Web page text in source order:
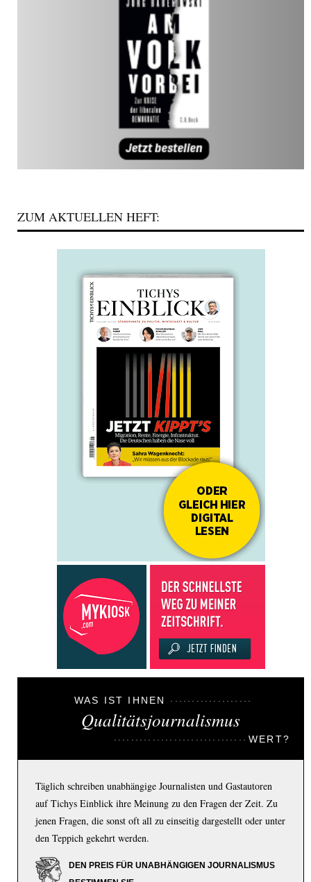
ZUM AKTUELLEN HEFT:
WAS IST IHNEN
Qualitätsjournalismus
WERT?
Täglich schreiben unabhängige Journalisten und Gastautoren
auf Tichys Einblick ihre Meinung zu den Fragen der Zeit. Zu
jenen Fragen, die sonst oft all zu einseitig dargestellt oder unter
den Teppich gekehrt werden.
DEN PREIS FÜR UNABHÄNGIGEN JOURNALISMUS